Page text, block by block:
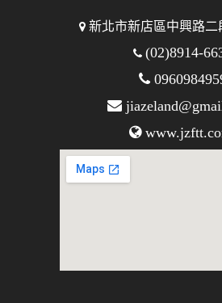
新北市新店區中興路二
(02)8914-